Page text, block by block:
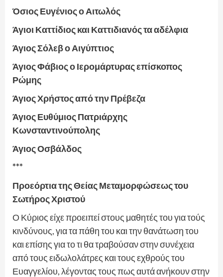
Όσιος Ευγένιος ο Αιτωλός
Άγιοι Καττίδιος και Καττιδιανός τα αδέλφια
Άγιος Σόλεβ ο Αιγύπτιος
Άγιος Φάβιος ο Ιερομάρτυρας επίσκοπος
Ρώμης
Άγιος Χρήστος από την Πρέβεζα
Άγιος Ευθύμιος Πατριάρχης
Κωνσταντινούπολης
Άγιος Οσβάλδος
***
Προεόρτια της Θείας Μεταμορφώσεως του
Σωτήρος Χριστού
Ο Κύριος είχε προειπεί στους μαθητές του για τούς
κινδύνους, για τα πάθη του και την θανάτωση του
και επίσης για το τι θα τραβούσαν στην συνέχεια
από τους ειδωλολάτρες και τους εχθρούς του
Ευαγγελίου, λέγοντας τους πως αυτά ανήκουν στην